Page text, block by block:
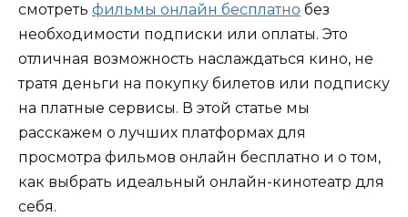
смотреть фильмы онлайн бесплатно без
необходимости подписки или оплаты. Это
отличная возможность наслаждаться кино, не
тратя деньги на покупку билетов или подписку
на платные сервисы. В этой статье мы
расскажем о лучших платформах для
просмотра фильмов онлайн бесплатно и о том,
как выбрать идеальный онлайн-кинотеатр для
себя.